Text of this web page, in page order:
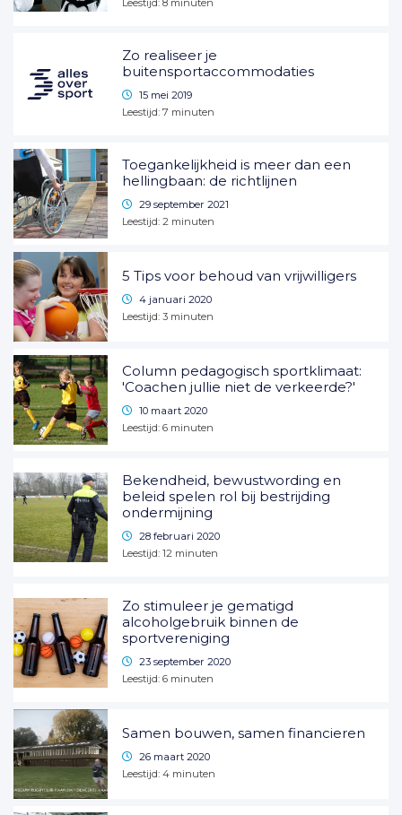
Leestijd: 8minuten
Zo realiseer je
buitensportaccommodaties
15 mei 2019
Leestijd: 7 minuten
Toegankelijkheid is meer dan een
hellingbaan: de richtlijnen
29 september 2021
Leestijd: 2minuten
5 Tips voor behoud van vrijwilligers
4 januari 2020
Leestijd: 3minuten
Column pedagogisch sportklimaat:
'Coachen jullie niet de verkeerde?'
10 maart 2020
Leestijd: 6minuten
Bekendheid, bewustwording en
beleid spelen rol bij bestrijding
ondermijning
28 februari 2020
Leestijd: 12minuten
Zo stimuleer je gematigd
alcoholgebruik binnen de
sportvereniging
23 september 2020
Leestijd: 6minuten
Samen bouwen, samen financieren
26 maart 2020
Leestijd: 4minuten